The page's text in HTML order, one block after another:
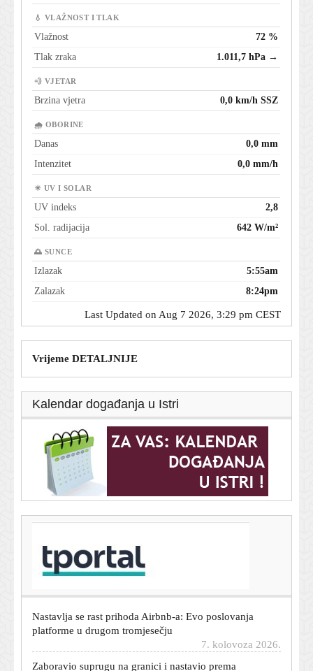
💧 VLAŽNOST I TLAK
Vlažnost
72 %
Tlak zraka
1.011,7 hPa →
💨 VJETAR
Brzina vjetra 0,0 km/h SSZ
🌧 OBORINE
Danas
0,0 mm
Intenzitet
0,0 mm/h
☀ UV I SOLAR
UV indeks
2,8
Sol. radijacija
642 W/m²
🌅 SUNCE
Izlazak
5:55am
Zalazak
8:24pm
Last Updated on Aug 7 2026, 3:29 pm CEST
Vrijeme DETALJNIJE
Kalendar događanja u Istri
Zara ima suknju koja spašava svaki ljetni stajling, a stoji
manje od 40 eura
platforme u drugom tromjesečju
Zaboravio suprugu na granici i nastavio prema